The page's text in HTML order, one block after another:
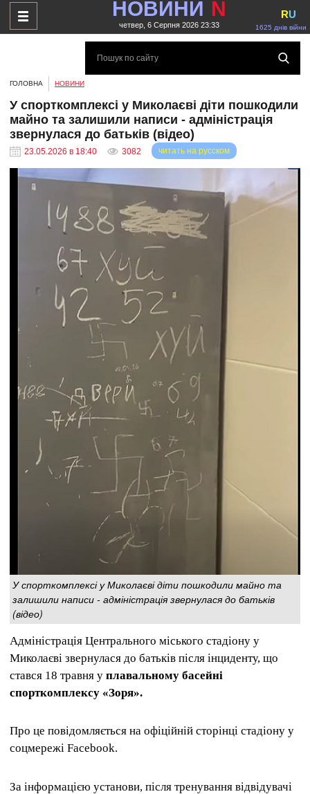
НОВИНИ N
четвер, 6 Серпня 2026 23:33 1625 днів війни
RU
ГОЛОВНА НОВИНИ
У спорткомплексі у Миколаєві діти пошкодили
майно та залишили написи - адміністрація
звернулася до батьків (відео)
23.05.2026 в 18:40 3082 читать на русском
У спорткомплексі у Миколаєві діти пошкодили майно та
залишили написи - адміністрація звернулася до батьків
(відео)
Адміністрація Центрального міського стадіону у
Миколаєві звернулася до батьків після інциденту, що
стався 18 травня у плавальному басейні
спорткомплексу «Зоря».
Про це повідомляється на офіційній сторінці стадіону у
соцмережі Facebook.
За інформацією установи, після тренування відвідувачі